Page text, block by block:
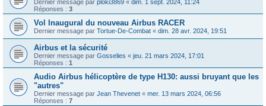
Dernier message par ploki3869 « dim. 1 sept. 2024, 11:24
Réponses : 3
Vol Inaugural du nouveau Airbus RACER
Dernier message par Tortue-De-Combat « dim. 28 avr. 2024, 19:51
Airbus et la sécurité
Dernier message par Gosselies « jeu. 21 mars 2024, 17:01
Réponses : 1
Audio Airbus hélicoptère de type H130: aussi bruyant que les
"autres"
Dernier message par Jean Thevenet « mer. 13 mars 2024, 06:56
Réponses : 7